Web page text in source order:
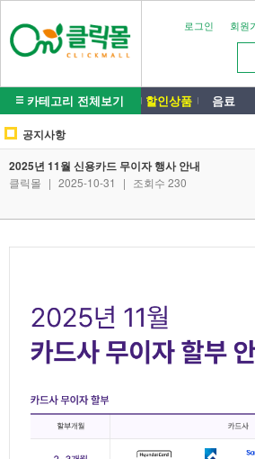
로그인 회원
카테고리 전체보기 할인상품 음료
공지사항
2025년 11월 신용카드 무이자 행사 안내
클릭몰 | 2025-10-31 | 조회수 230